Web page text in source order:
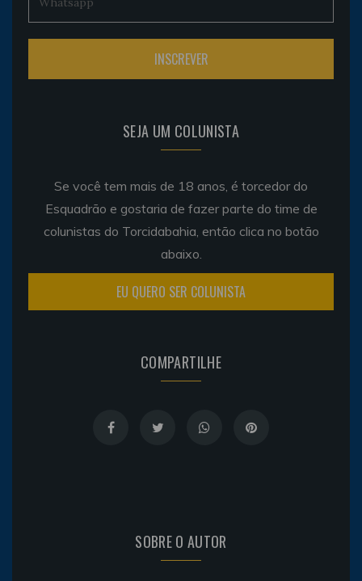
SEJA UM COLUNISTA
Se você tem mais de 18 anos, é torcedor do
Esquadrão e gostaria de fazer parte do time de
colunistas do Torcidabahia, então clica no botão
abaixo.
EU QUERO SER COLUNISTA
COMPARTILHE
SOBRE O AUTOR